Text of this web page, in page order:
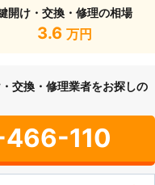
開け・交換・修理の相場
3.6 万円
交換・修理業者をお探しの
110